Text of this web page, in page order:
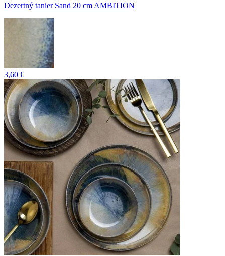
Dezertný tanier Sand 20 cm AMBITION
3,60 €